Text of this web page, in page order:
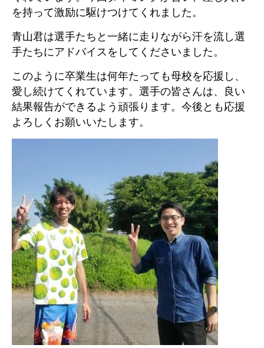
を持って激励に駆けつけてくれました。
青山君は選手たちと一緒に走りながら汗を流し選
手たちにアドバイスをしてくださいました。
このように卒業生は何年たっても母校を応援し、
愛し続けてくれています。選手の皆さんは、良い
結果報告ができるよう頑張ります。今後とも応援
よろしくお願いいたします。